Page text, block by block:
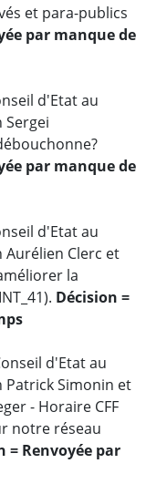
et para-publics
par manque de
d'Etat au
par manque de
d'Etat au
Clerc et
la
Décision =
d'Etat au
Simonin et
- Horaire CFF
notre réseau
= Renvoyée par